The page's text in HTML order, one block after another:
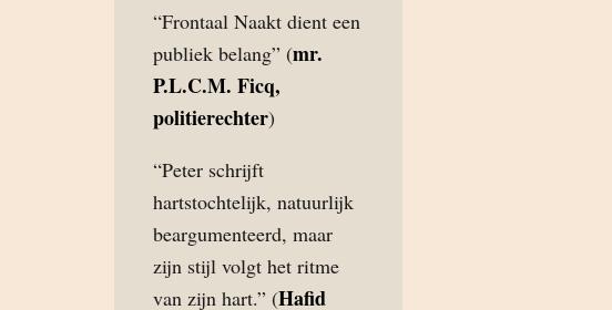
“Frontaal Naakt dient een
publiek belang” (mr.
P.L.C.M. Ficq,
politierechter)
“Peter schrijft
hartstochtelijk, natuurlijk
beargumenteerd, maar
zijn stijl volgt het ritme
van zijn hart.” (Hafid